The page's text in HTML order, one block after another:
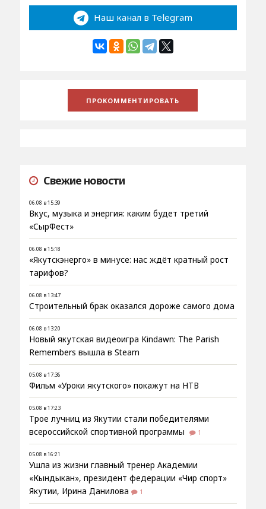
Наш канал в Telegram
Свежие новости
06.08 в 15:39
Вкус, музыка и энергия: каким будет третий
«СырФест»
06.08 в 15:18
«Якутскэнерго» в минусе: нас ждёт кратный рост
тарифов?
06.08 в 13:47
Строительный брак оказался дороже самого дома
06.08 в 13:20
Новый якутская видеоигра Kindawn: The Parish
Remembers вышла в Steam
05.08 в 17:36
Фильм «Уроки якутского» покажут на НТВ
05.08 в 17:23
Трое лучниц из Якутии стали победителями
всероссийской спортивной программы
1
05.08 в 16:21
Ушла из жизни главный тренер Академии
«Кындыкан», президент федерации «Чир спорт»
Якутии, Ирина Данилова
1